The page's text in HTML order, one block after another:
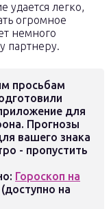
удается легко,
огромное
немного
партнеру.
просьбам
для
Прогнозы
вашего знака
- пропустить
Гороскоп на
(доступно на